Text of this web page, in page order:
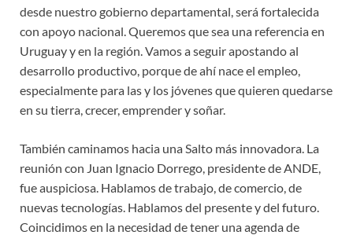
desde nuestro gobierno departamental, será fortalecida
con apoyo nacional. Queremos que sea una referencia en
Uruguay y en la región. Vamos a seguir apostando al
desarrollo productivo, porque de ahí nace el empleo,
especialmente para las y los jóvenes que quieren quedarse
en su tierra, crecer, emprender y soñar.
También caminamos hacia una Salto más innovadora. La
reunión con Juan Ignacio Dorrego, presidente de ANDE,
fue auspiciosa. Hablamos de trabajo, de comercio, de
nuevas tecnologías. Hablamos del presente y del futuro.
Coincidimos en la necesidad de tener una agenda de